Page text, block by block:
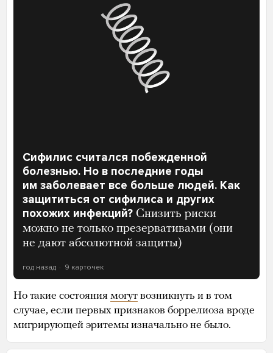
Сифилис считался побежденной
болезнью. Но в последние годы
им заболевает все больше людей. Как
защититься от сифилиса и других
похожих инфекций? Снизить риски
можно не только презервативами (они
не дают абсолютной защиты)
год назад 9 карточек
Но такие состояния могут возникнуть и в том
случае, если первых признаков боррелиоза вроде
мигрирующей эритемы изначально не было.